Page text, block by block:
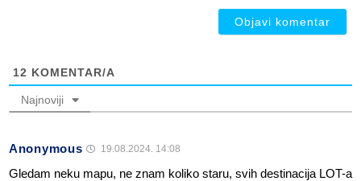
12 KOMENTAR/A
Najnoviji
Anonymous 19.08.2024. 14:08
Gledam neku mapu, ne znam koliko staru, svih destinacija LOT-a